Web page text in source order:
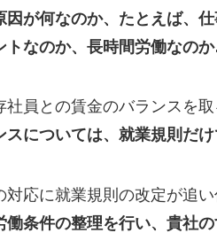
が何なのか、たとえば、仕
トなのか、長時間労働なの
社員との賃金のバランスを
については、就業規則だけ
対応に就業規則の改定が追
条件の整理を行い、貴社の